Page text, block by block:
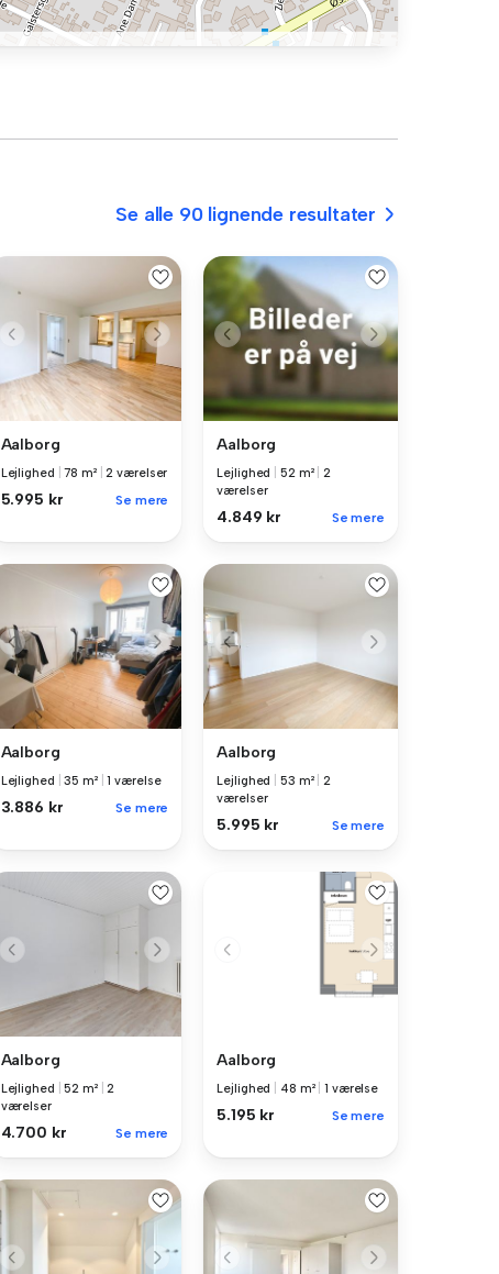
Se alle 90 lignende resultater
Aalborg
Lejlighed |78 m² |2 værelser
5.995 kr Se mere
Aalborg
Lejlighed 52 m² |2
værelser
4.849 kr Se mere
Aalborg
Lejlighed |35 m² |1 værelse
3.886 kr Se mere
Aalborg
Lejlighed 53 m² |2
værelser
5.995 kr Se mere
Aalborg
Lejlighed |52 m² |2
værelser
4.700 kr Se mere
Aalborg
Lejlighed 48 m² |1 værelse
5.195 kr Se mere